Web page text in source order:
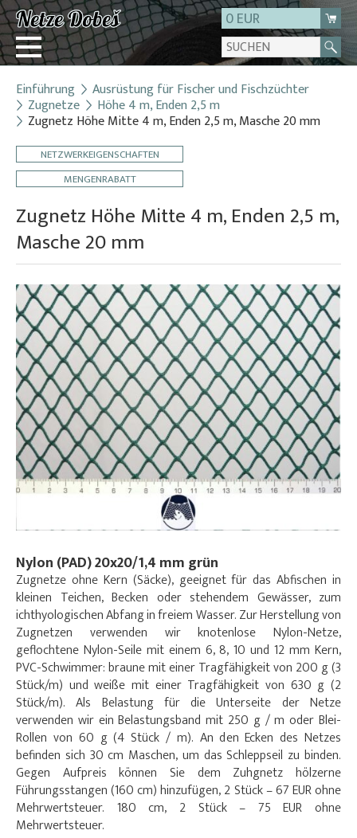
0 EUR
Login
Registrierung
Über uns
Kontakt
Einführung Ausrüstung für Fischer und Fischzüchter
Zugnetze Höhe 4 m, Enden 2,5 m
Zugnetz Höhe Mitte 4 m, Enden 2,5 m, Masche 20 mm
NETZWERKEIGENSCHAFTEN
MENGENRABATT
Zugnetz Höhe Mitte 4 m, Enden 2,5 m,
Masche 20 mm
Nylon (PAD) 20x20/1,4 mm grün
Zugnetze ohne Kern (Säcke), geeignet für das Abfischen in
kleinen Teichen, Becken oder stehendem Gewässer, zum
ichthyologischen Abfang in freiem Wasser. Zur Herstellung von
Zugnetzen verwenden wir knotenlose Nylon-Netze,
geflochtene Nylon-Seile mit einem 6, 8, 10 und 12 mm Kern,
PVC-Schwimmer: braune mit einer Tragfähigkeit von 200 g (3
Stück/m) und weiße mit einer Tragfähigkeit von 630 g (2
Stück/m). Als Belastung für die Unterseite der Netze
verwenden wir ein Belastungsband mit 250 g / m oder Blei-
Rollen von 60 g (4 Stück / m). An den Ecken des Netzes
befinden sich 30 cm Maschen, um das Schleppseil zu binden.
Gegen Aufpreis können Sie dem Zuhgnetz hölzerne
Führungsstangen (160 cm) hinzufügen, 2 Stück – 67 EUR ohne
Mehrwertsteuer. 180 cm, 2 Stück – 75 EUR ohne
Mehrwertsteuer.